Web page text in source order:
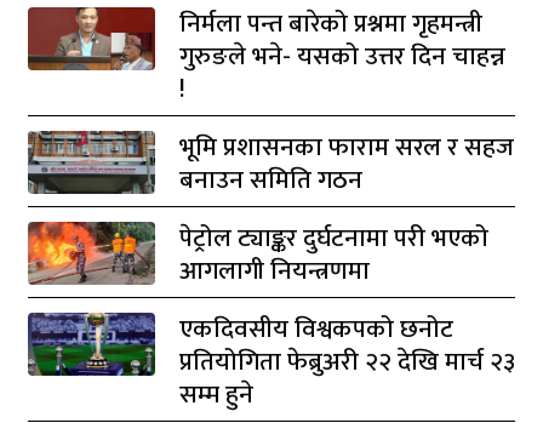
निर्मला पन्त बारेको प्रश्नमा गृहमन्त्री
गुरुङले भने- यसको उत्तर दिन चाहन्न
!
भूमि प्रशासनका फाराम सरल र सहज
बनाउन समिति गठन
पेट्रोल ट्याङ्कर दुर्घटनामा परी भएको
आगलागी नियन्त्रणमा
एकदिवसीय विश्वकपको छनोट
प्रतियोगिता फेब्रुअरी २२ देखि मार्च २३
सम्म हुने